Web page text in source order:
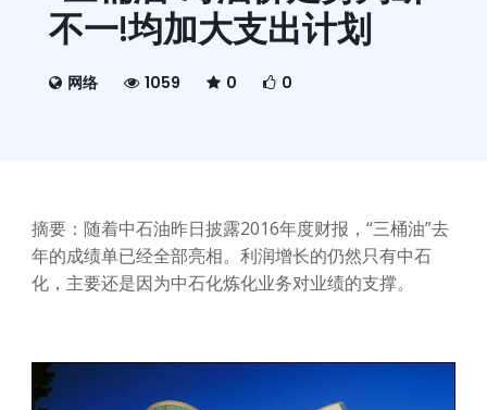
不一!均加大支出计划
网络 1059 0 0
摘要：随着中石油昨日披露2016年度财报，“三桶油”去
年的成绩单已经全部亮相。利润增长的仍然只有中石
化，主要还是因为中石化炼化业务对业绩的支撑。